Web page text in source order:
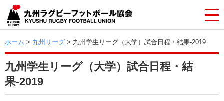
ホーム > 九州リーグ > 九州学生リーグ（大学）試合日程・結果-2019
九州学生リーグ（大学）試合日程・結
果-2019